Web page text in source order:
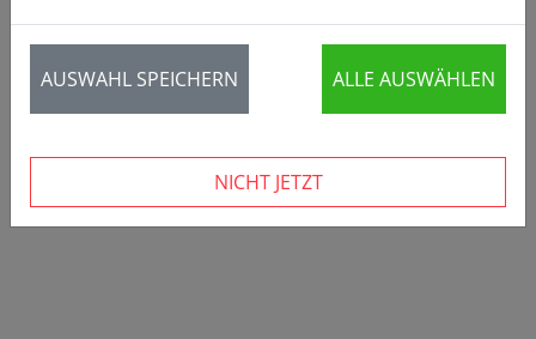
‹ ›
AUSWAHL SPEICHERN ALLE AUSWÄHLEN
NICHT JETZT